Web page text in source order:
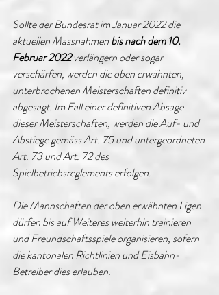
Sollte der Bundesrat im Januar 2022 die
aktuellen Massnahmen bis nach dem 10.
Februar 2022 verlängern oder sogar
verschärfen, werden die oben erwähnten,
unterbrochenen Meisterschaften definitiv
abgesagt. Im Fall einer definitiven Absage
dieser Meisterschaften, werden die Auf- und
Abstiege gemäss Art. 75 und untergeordneten
Art. 73 und Art. 72 des
Spielbetriebsreglements erfolgen.
Die Mannschaften der oben erwähnten Ligen
dürfen bis auf Weiteres weiterhin trainieren
und Freundschaftsspiele organisieren, sofern
die kantonalen Richtlinien und Eisbahn-
Betreiber dies erlauben.